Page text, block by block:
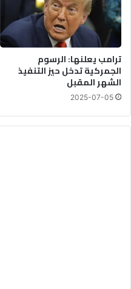
ترامب يعلنها: الرسوم
الجمركية تدخل حيز التنفيذ
الشهر المقبل
2025-07-05